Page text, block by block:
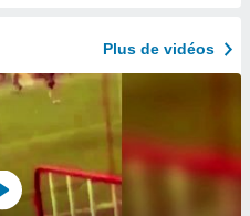
Plus de vidéos